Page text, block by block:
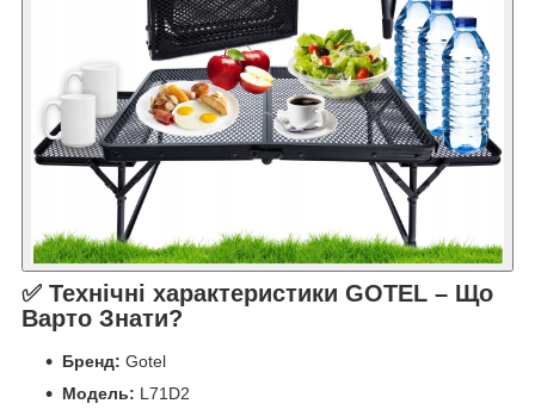
✅ Технічні характеристики GOTEL – Що
Варто Знати?
Бренд: Gotel
Модель: L71D2